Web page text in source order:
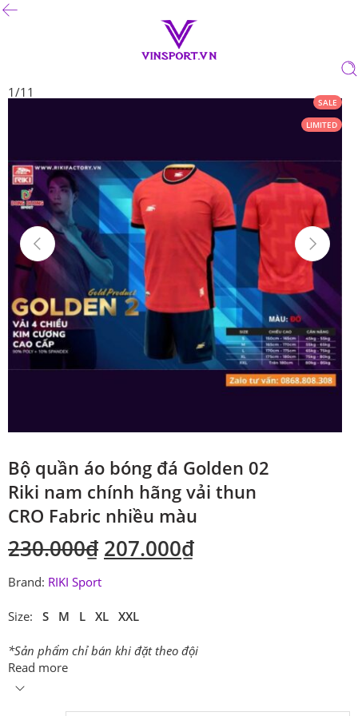
SALE
LIMITED
1/11
Bộ quần áo bóng đá Golden 02
Riki nam chính hãng vải thun
CRO Fabric nhiều màu
230.000₫ 207.000₫
Brand: RIKI Sport
Size: S M L XL XXL
*Sản phẩm chỉ bán khi đặt theo đội
Read more